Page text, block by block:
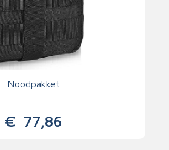
Noodpakket
€ 77,86